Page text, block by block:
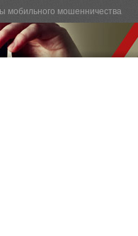
мобильного мошенничества